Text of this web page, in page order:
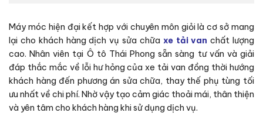
Máy móc hiện đại kết hợp với chuyên môn giỏi là cơ sở mang
lại cho khách hàng dịch vụ sửa chữa xe tải van chất lượng
cao. Nhân viên tại Ô tô Thái Phong sẵn sàng tư vấn và giải
đáp thắc mắc về lỗi hư hỏng của xe tải van đồng thời hướng
khách hàng đến phương án sửa chữa, thay thế phụ tùng tối
ưu nhất về chi phí. Nhờ vậy tạo cảm giác thoải mái, thân thiện
và yên tâm cho khách hàng khi sử dụng dịch vụ.